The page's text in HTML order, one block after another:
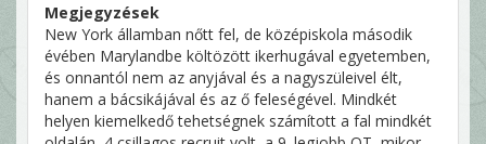
Megjegyzések
New York államban nőtt fel, de középiskola második
évében Marylandbe költözött ikerhugával egyetemben,
és onnantól nem az anyjával és a nagyszüleivel élt,
hanem a bácsikájával és az ő feleségével. Mindkét
helyen kiemelkedő tehetségnek számított a fal mindkét